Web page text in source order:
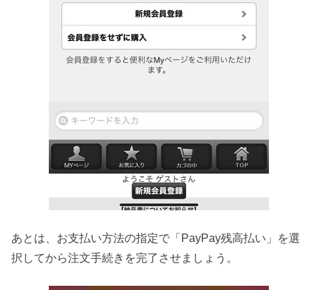
あとは、お支払い方法の指定で「PayPay残高払い」を選
択してから注文手続きを完了させましょう。